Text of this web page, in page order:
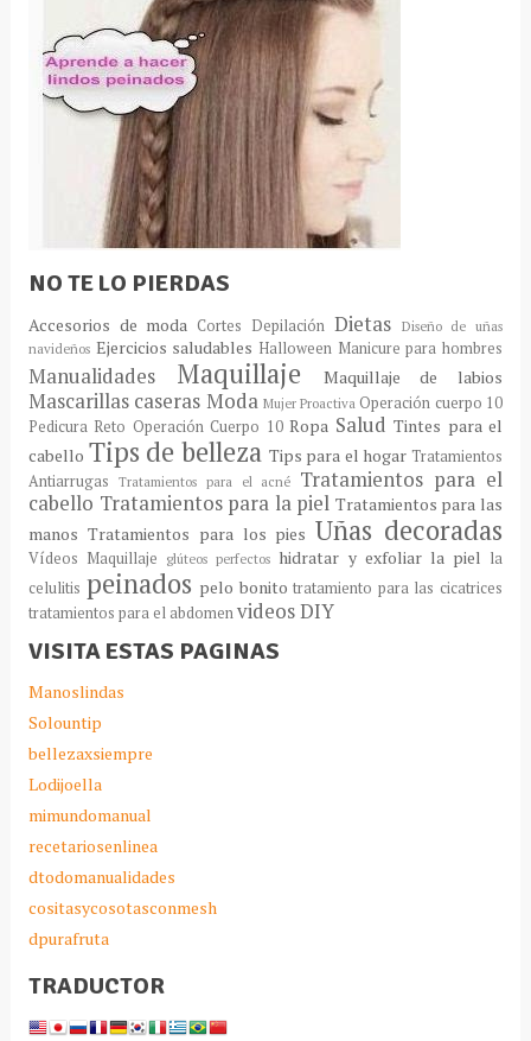
NO TE LO PIERDAS
Accesorios de moda Cortes Depilación Dietas
Diseño de uñas
navideños Ejercicios saludables Halloween Manicure para hombres
Manualidades Maquillaje Maquillaje de labios
Mascarillas caseras Moda Mujer Proactiva Operación cuerpo 10
Pedicura Reto Operación Cuerpo 10 Ropa Salud Tintes para el
cabello Tips de belleza Tips para el hogar Tratamientos
Antiarrugas Tratamientos para el acné Tratamientos para el
cabello Tratamientos para la piel Tratamientos para las
manos Tratamientos para los pies Uñas decoradas
Vídeos Maquillaje glúteos perfectos hidratar y exfoliar la piel la
celulitis peinados pelo bonito tratamiento para las cicatrices
tratamientos para el abdomenvideos DIY
VISITA ESTAS PAGINAS
Manoslindas
Solountip
bellezaxsiempre
Lodijoella
mimundomanual
recetariosenlinea
dtodomanualidades
cositasycosotasconmesh
dpurafruta
TRADUCTOR